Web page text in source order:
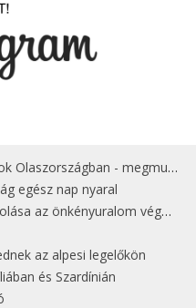
- megmutatjuk a 15 legjobbat
egész nap nyaral
önkényuralom végét jelentette
az alpesi legelőkön
és Szardínián